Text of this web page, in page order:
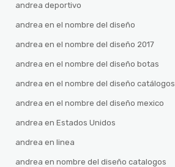
andrea deportivo
andrea en el nombre del diseño
andrea en el nombre del diseño 2017
andrea en el nombre del diseño botas
andrea en el nombre del diseño catálogos
andrea en el nombre del diseño mexico
andrea en Estados Unidos
andrea en linea
andrea en nombre del diseño catalogos